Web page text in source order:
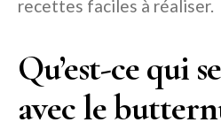
recettes faciles à réaliser.
Qu’est-ce qui
avec le